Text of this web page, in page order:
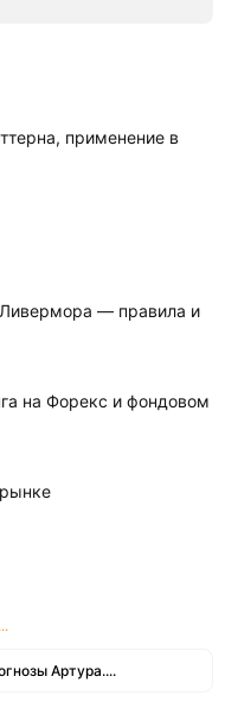
применение в
— правила и
на Форекс и фондовом
Артура....